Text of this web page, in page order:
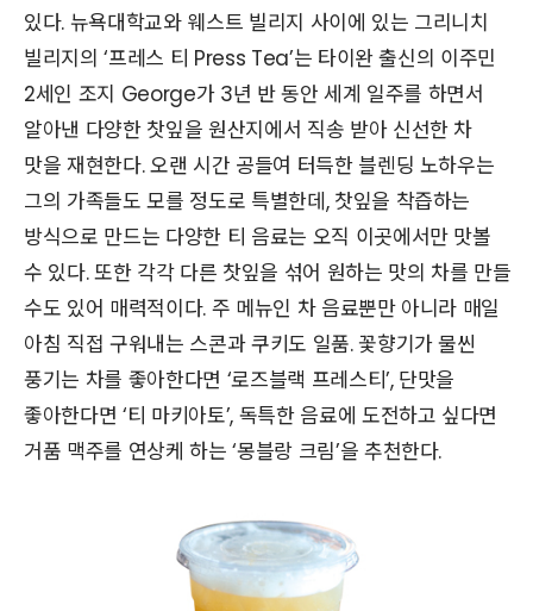
있다. 뉴욕대학교와 웨스트 빌리지 사이에 있는 그리니치
빌리지의 ‘프레스 티 Press Tea’는 타이완 출신의 이주민
2세인 조지 George가 3년 반 동안 세계 일주를 하면서
알아낸 다양한 찻잎을 원산지에서 직송 받아 신선한 차
맛을 재현한다. 오랜 시간 공들여 터득한 블렌딩 노하우는
그의 가족들도 모를 정도로 특별한데, 찻잎을 착즙하는
방식으로 만드는 다양한 티 음료는 오직 이곳에서만 맛볼
수 있다. 또한 각각 다른 찻잎을 섞어 원하는 맛의 차를 만들
수도 있어 매력적이다. 주 메뉴인 차 음료뿐만 아니라 매일
아침 직접 구워내는 스콘과 쿠키도 일품. 꽃향기가 물씬
풍기는 차를 좋아한다면 ‘로즈블랙 프레스티’, 단맛을
좋아한다면 ‘티 마키아토’, 독특한 음료에 도전하고 싶다면
거품 맥주를 연상케 하는 ‘몽블랑 크림’을 추천한다.